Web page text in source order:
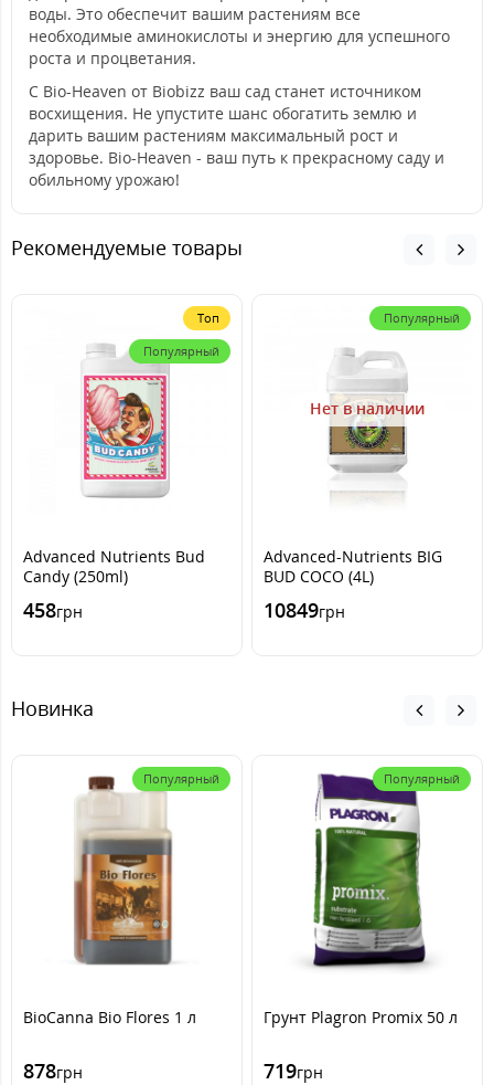
воды. Это обеспечит вашим растениям все
необходимые аминокислоты и энергию для успешного
роста и процветания.
С Bio-Heaven от Biobizz ваш сад станет источником
восхищения. Не упустите шанс обогатить землю и
дарить вашим растениям максимальный рост и
здоровье. Bio-Heaven - ваш путь к прекрасному саду и
обильному урожаю!
Рекомендуемые товары
Топ
Популярный
Advanced Nutrients Bud
Candy (250ml)
458грн
Популярный
Нет в наличии
Advanced-Nutrients BIG
BUD COCO (4L)
10849грн
Новинка
Популярный
BioCanna Bio Flores 1 л
878грн
Популярный
Грунт Plagron Promix 50 л
719грн